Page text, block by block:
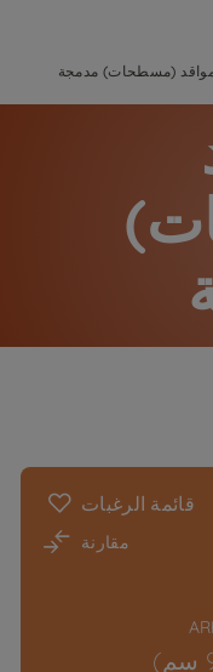
(مسطحات) مدمجة
قائمة الرغبات
مقارنة